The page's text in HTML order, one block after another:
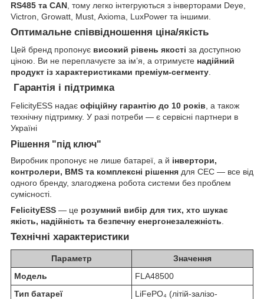
RS485 та CAN , тому легко інтегруються з інверторами Deye,
Victron, Growatt, Must, Axioma, LuxPower та іншими.
Оптимальне співвідношення ціна/якість
Цей бренд пропонує високий рівень якості за доступною
ціною. Ви не переплачуєте за ім’я, а отримуєте надійний
продукт із характеристиками преміум-сегменту.
Гарантія і підтримка
FelicityESS надає офіційну гарантію до 10 років , а також
технічну підтримку. У разі потреби — є сервісні партнери в
Україні
Рішення "під ключ"
Виробник пропонує не лише батареї, а й інвертори,
контролери, BMS та комплексні рішення для СЕС — все від
одного бренду, злагоджена робота системи без проблем
сумісності.
FelicityESS — це розумний вибір для тих, хто шукає
якість, надійність та безпечну енергонезалежність
Технічні характеристики
Параметр
Значення
Модель
FLA48500
Тип батареї
LiFePO₄ (літій-залізо-